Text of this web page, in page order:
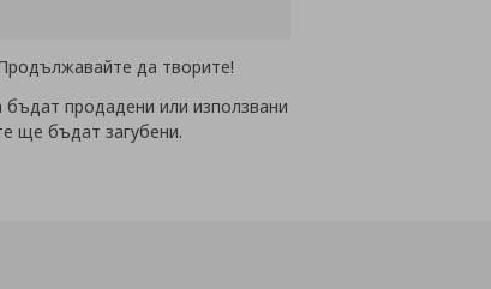
да творите!
продадени или използвани
ще бъдат загубени.